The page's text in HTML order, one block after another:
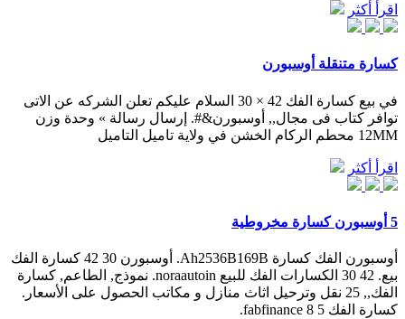
اقرأ أكثر
كسارة متنقلة أوسبورن
في بيع كسارة الفك 42 × 30 السلام عليكم تعلن الشركه عن الاتى
توافر كتاب فى مجال,, أوسبورن&#. إرسال رسالة » وحدة وزن
12MM محطم الركام الخشن في ولاية تاميل التاميل
اقرأ أكثر
5 أوسبورن كسارة مخروطية
أوسبورن الفك كسارة Ah2536B169B. أوسبورن 30 42 كسارة الفك
بيع. 42 30 الكسارات الفك للبيع noraautoin. نموذج, الطاعم, كسارة
الفك,, 25 نقل وترحيل اثاث منازل و مكاتب الحصول على الأسعار.
كسارة الفك 5 8 fabfinance.